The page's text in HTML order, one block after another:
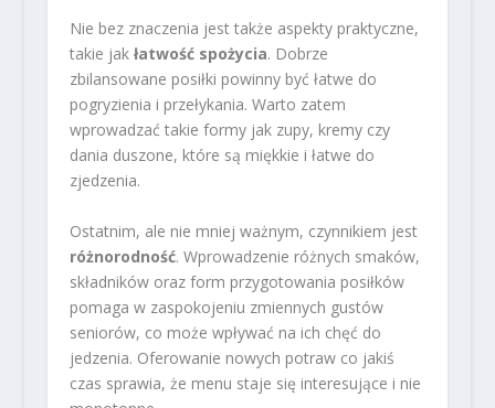
Nie bez znaczenia jest także aspekty praktyczne,
takie jak łatwość spożycia. Dobrze
zbilansowane posiłki powinny być łatwe do
pogryzienia i przełykania. Warto zatem
wprowadzać takie formy jak zupy, kremy czy
dania duszone, które są miękkie i łatwe do
zjedzenia.
Ostatnim, ale nie mniej ważnym, czynnikiem jest
różnorodność. Wprowadzenie różnych smaków,
składników oraz form przygotowania posiłków
pomaga w zaspokojeniu zmiennych gustów
seniorów, co może wpływać na ich chęć do
jedzenia. Oferowanie nowych potraw co jakiś
czas sprawia, że menu staje się interesujące i nie